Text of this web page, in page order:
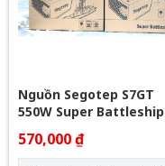
Nguồn Segotep S7GT
550W Super Battleship
570,000 ₫